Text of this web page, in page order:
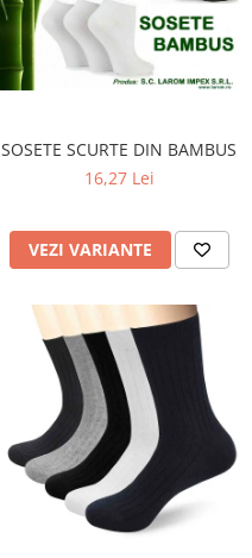
SOSETE SCURTE DIN BAMBUS
16,27 Lei
VEZI VARIANTE